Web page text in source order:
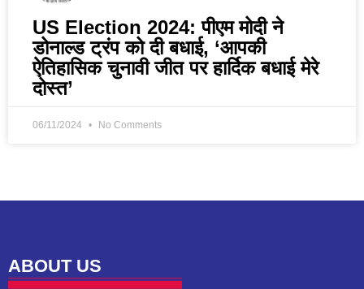
US Election 2024: पीएम मोदी ने
डोनाल्ड ट्रंप को दी बधाई, ‘आपकी
ऐतिहासिक चुनावी जीत पर हार्दिक बधाई मेरे
दोस्त’
06/11/2024 No Comments
ABOUT US